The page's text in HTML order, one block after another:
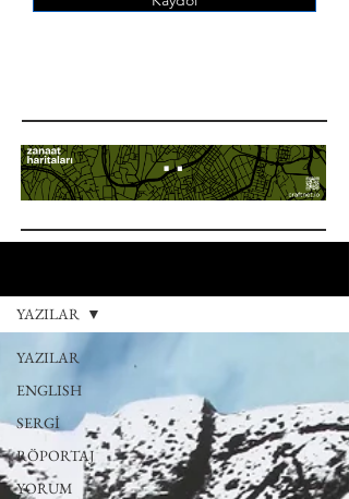
YAZILAR
ENGLISH
SERGİ
RÖPORTAJ
YORUM
YAZILAR